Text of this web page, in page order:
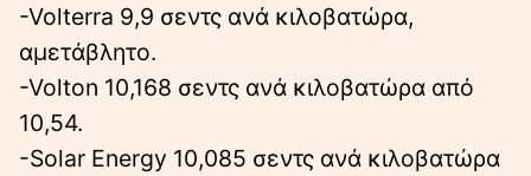
-Volterra 9,9 σεντς ανά κιλοβατώρα,
αμετάβλητο.
-Volton 10,168 σεντς ανά κιλοβατώρα από
10,54.
-Solar Energy 10,085 σεντς ανά κιλοβατώρα